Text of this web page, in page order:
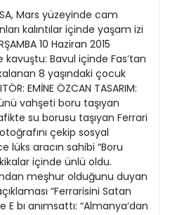
Mars yüzeyinde cam
kalıntılar içinde yaşam izi
10 Haziran 2015
Bavul içinde Fas’tan
8 yaşındaki çocuk
EMİNE ÖZCAN TASARIM:
vahşeti boru taşıyan
su borusu taşıyan Ferrari
çekip sosyal
lüks aracın sahibi “Boru
içinde ünlü oldu.
meşhur olduğunu duyan
“Ferrarisini Satan
E bı anımsattı: “Almanya’dan